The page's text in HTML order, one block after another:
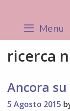
content Menu
ricerca
Ancora
5 Agosto 2015